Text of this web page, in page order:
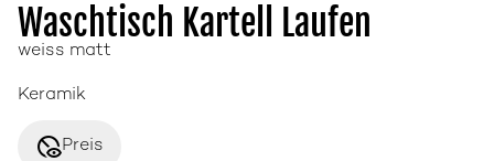
Waschtisch Kartell Laufen
weiss matt
Keramik
disabled_visiblePreis